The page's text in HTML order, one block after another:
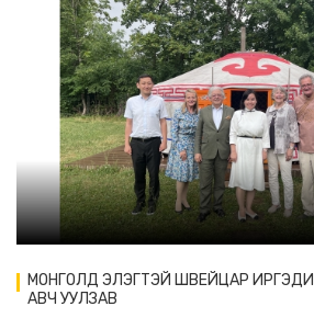
МОНГОЛД ЭЛЭГТЭЙ ШВЕЙЦАР
АВЧ УУЛЗАВ